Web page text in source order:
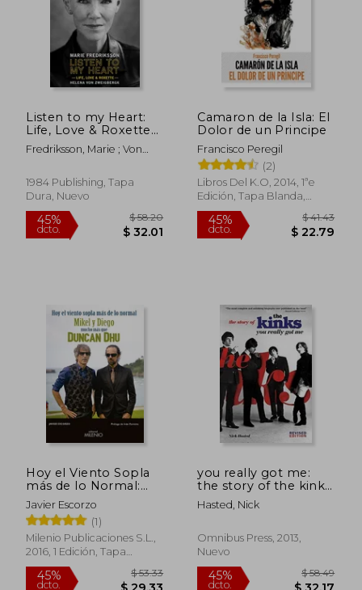
40% 45%
dcto.
Listen to my Heart:
Life, Love & Roxette
(en Inglés)
Fredriksson, Marie ; Von
Akerlund, Jonas
1984 Publishing, Tapa
Dura, Nuevo
Camaron de la Isla: El
Dolor de un Principe
Francisco Peregil
(2)
Libros Del K.O, 2014, 1ªe
Edición, Tapa Blanda,
Nuevo
Hoy el Viento Sopla
más de lo Normal:
Mikel y Diego, Mucho
más que Duncan dhu
Javier Escorzo
(1)
Milenio Publicaciones S.L.,
2016, 1 Edición, Tapa
Blanda, Nuevo
you really got me:
the story of the kinks
(en Inglés)
Hasted, Nick
Omnibus Press, 2013,
Nuevo